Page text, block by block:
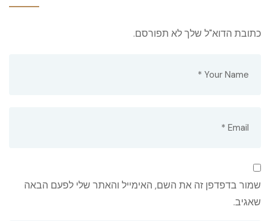
כתובת הדוא"ל שלך לא תפורסם.
שמור בדפדפן זה את השם, האימייל והאתר שלי לפעם הבאה
שאגיב.